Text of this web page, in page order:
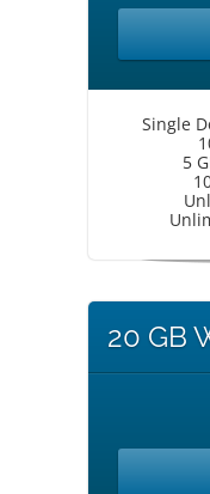
Single
5
20 GB